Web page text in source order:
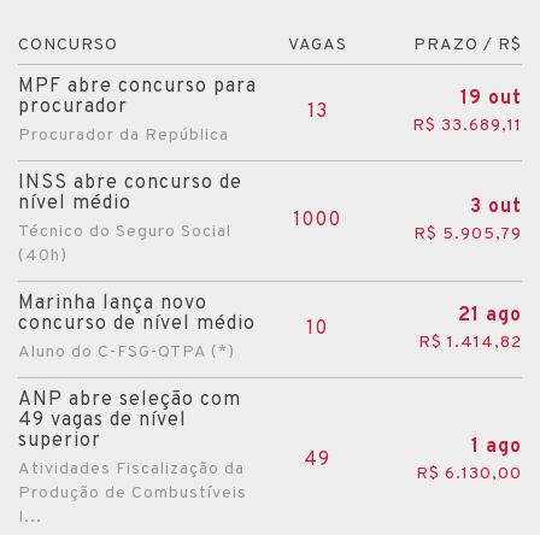
CONCURSO VAGAS PRAZO / R$
MPF abre concurso para
procurador
Procurador da República
13
19 out
R$ 33.689,11
INSS abre concurso de
nível médio
Técnico do Seguro Social
(40h)
1000
3 out
R$ 5.905,79
Marinha lança novo
concurso de nível médio
Aluno do C-FSG-QTPA (*)
10
21 ago
R$ 1.414,82
ANP abre seleção com
49 vagas de nível
superior
Atividades Fiscalização da
Produção de Combustíveis
I...
49
1 ago
R$ 6.130,00